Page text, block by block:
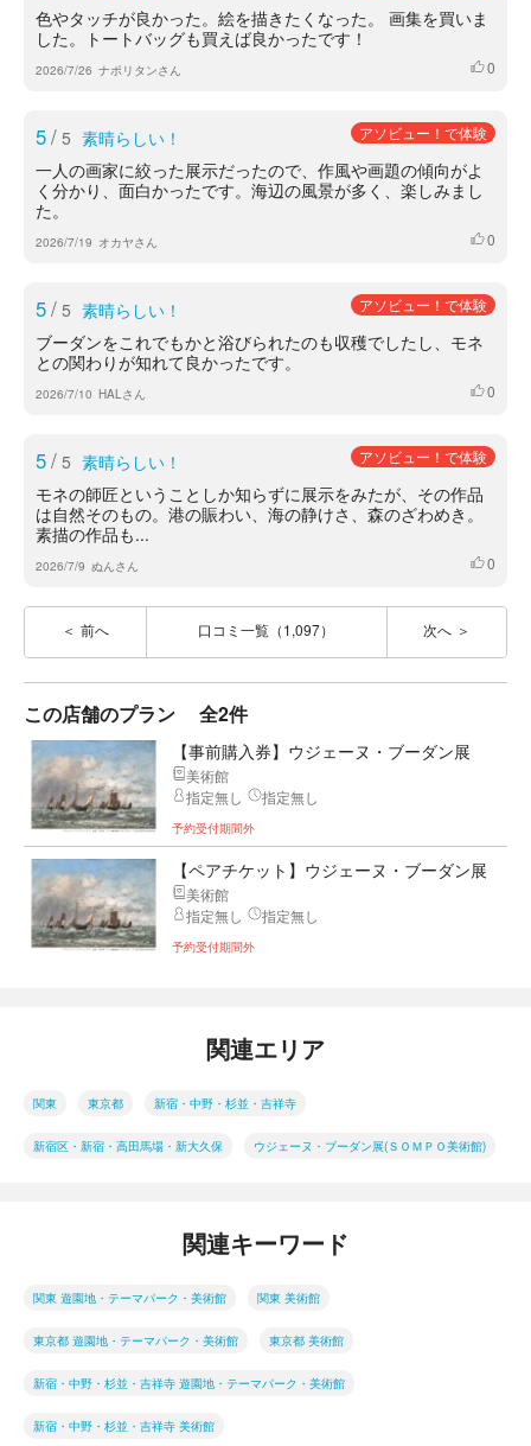
色やタッチが良かった。絵を描きたくなった。 画集を買いま
した。トートバッグも買えば良かったです！
2026/7/26 ナポリタンさん いいね
0
5/ 5 素晴らしい！ アソビュー！で体験
一人の画家に絞った展示だったので、作風や画題の傾向がよ
く分かり、面白かったです。海辺の風景が多く、楽しみまし
た。
2026/7/19 オカヤさん いいね
0
5/ 5 素晴らしい！ アソビュー！で体験
ブーダンをこれでもかと浴びられたのも収穫でしたし、モネ
との関わりが知れて良かったです。
2026/7/10 HALさん いいね
0
5/ 5 素晴らしい！ アソビュー！で体験
モネの師匠ということしか知らずに展示をみたが、その作品
は自然そのもの。港の賑わい、海の静けさ、森のざわめき。
素描の作品も...
2026/7/9 ぬんさん いいね
0
前へ 口コミ一覧（1,097） 次へ
この店舗のプラン 全2件
【事前購入券】ウジェーヌ・ブーダン展
美術館
指定無し
指定無し
予約受付期間外
【ペアチケット】ウジェーヌ・ブーダン展
美術館
指定無し
指定無し
予約受付期間外
関連エリア
関東 東京都 新宿・中野・杉並・吉祥寺
新宿区・新宿・高田馬場・新大久保 ウジェーヌ・ブーダン展(ＳＯＭＰＯ美術館)
関連キーワード
関東 遊園地・テーマパーク・美術館 関東 美術館
東京都 遊園地・テーマパーク・美術館 東京都 美術館
新宿・中野・杉並・吉祥寺 遊園地・テーマパーク・美術館
新宿・中野・杉並・吉祥寺 美術館